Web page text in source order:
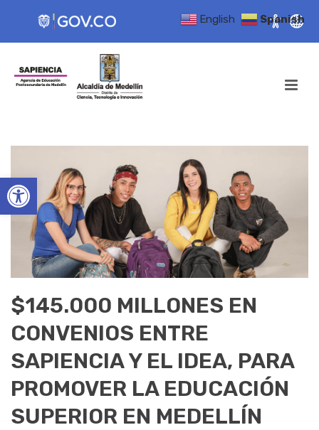
Open toolbar
$145.000 MILLONES EN
CONVENIOS ENTRE
SAPIENCIA Y EL IDEA, PARA
PROMOVER LA EDUCACIÓN
SUPERIOR EN MEDELLÍN
English Spanish